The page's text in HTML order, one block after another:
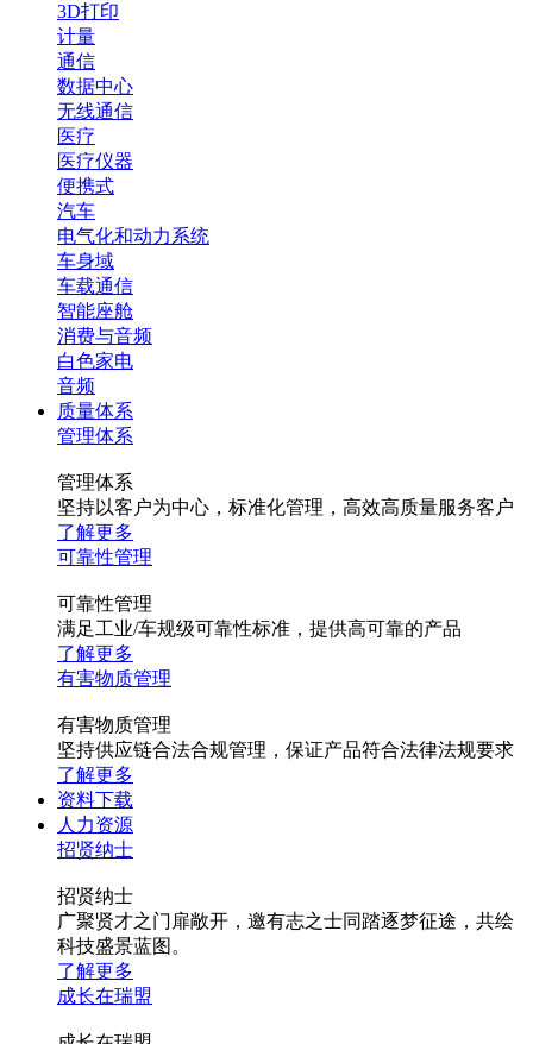
3D打印
计量
通信
数据中心
无线通信
医疗
医疗仪器
便携式
汽车
电气化和动力系统
车身域
车载通信
智能座舱
消费与音频
白色家电
音频
质量体系
管理体系
管理体系
坚持以客户为中心，标准化管理，高效高质量服务客户
了解更多
可靠性管理
可靠性管理
满足工业/车规级可靠性标准，提供高可靠的产品
了解更多
有害物质管理
有害物质管理
坚持供应链合法合规管理，保证产品符合法律法规要求
了解更多
资料下载
人力资源
招贤纳士
招贤纳士
广聚贤才之门扉敞开，邀有志之士同踏逐梦征途，共绘
科技盛景蓝图。
了解更多
成长在瑞盟